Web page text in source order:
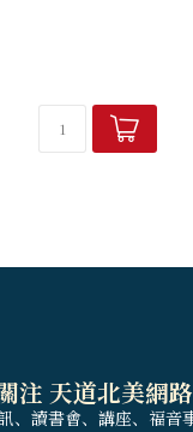
斯蘭國）橫空出
甚麼它特別嚇人？
注 天道北美網路
、讀書會、講座、福音